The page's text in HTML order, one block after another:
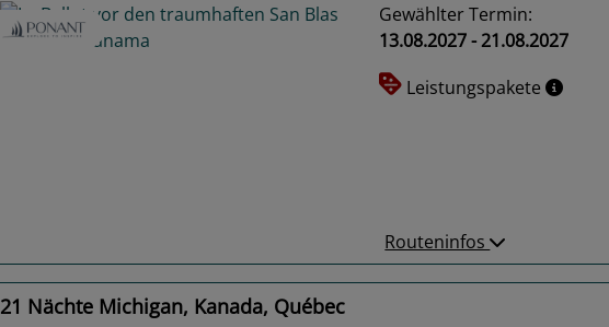
Gewählter Termin:
13.08.2027 - 21.08.2027
Leistungspakete
Routeninfos
21 Nächte Michigan, Kanada, Québec